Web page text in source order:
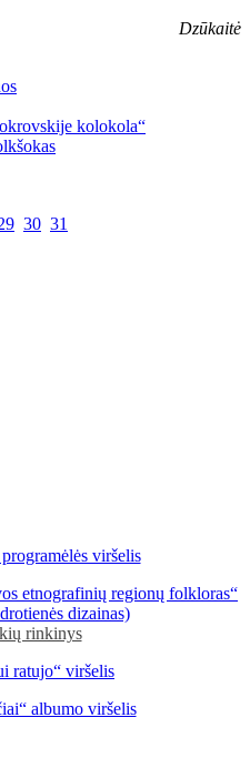
Dzūkaitė
kolokola“
30 31